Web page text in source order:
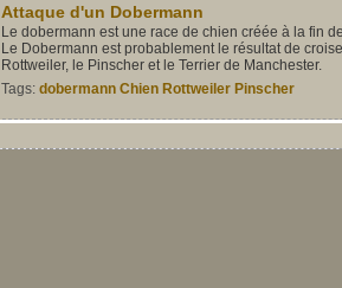
Attaque d'un Dobermann
Le dobermann est une race de chien créée à la fin
Le Dobermann est probablement le résultat de
Rottweiler, le Pinscher et le Terrier de Manchester.
Tags: dobermann Chien Rottweiler Pinscher